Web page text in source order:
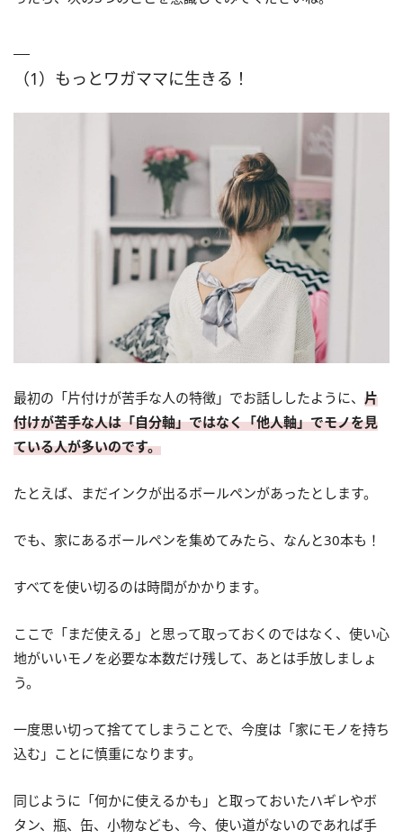
（1）もっとワガママに生きる！
最初の「片付けが苦手な人の特徴」でお話ししたように、 片
付けが苦手な人は「自分軸」ではなく「他人軸」でモノを見
ている人が多いのです。
たとえば、まだインクが出るボールペンがあったとします。
でも、家にあるボールペンを集めてみたら、なんと30本も！
すべてを使い切るのは時間がかかります。
ここで「まだ使える」と思って取っておくのではなく、使い心
地がいいモノを必要な本数だけ残して、あとは手放しましょ
う。
一度思い切って捨ててしまうことで、今度は「家にモノを持ち
込む」ことに慎重になります。
同じように「何かに使えるかも」と取っておいたハギレやボ
タン、瓶、缶、小物なども、今、使い道がないのであれば手